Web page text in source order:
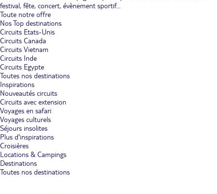
festival, fête, concert, évènement sportif...
Toute notre offre
Nos Top destinations
Circuits Etats-Unis
Circuits Canada
Circuits Vietnam
Circuits Inde
Circuits Egypte
Toutes nos destinations
Inspirations
Nouveautés circuits
Circuits avec extension
Voyages en safari
Voyages culturels
Séjours insolites
Plus d'inspirations
Croisières
Locations & Campings
Destinations
Toutes nos destinations